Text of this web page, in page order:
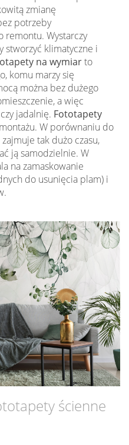
zmianę
potrzeby
remontu. Wystarczy
klimatyczne i
na wymiarto
komu marzy się
można bez dużego
a więc
jadalnię. Fototapety
W porównaniu do
tak dużo czasu,
ją samodzielnie. W
na zamaskowanie
do usunięcia plam) i
ścienne